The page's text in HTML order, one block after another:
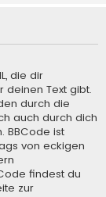
die dir
deinen Text gibt.
durch die
auch durch dich
BBCode ist
von eckigen
findest du
zur